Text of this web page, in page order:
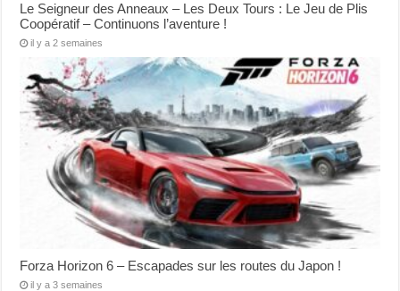
Le Seigneur des Anneaux – Les Deux Tours : Le Jeu de Plis
Coopératif – Continuons l’aventure !
il y a 2 semaines
Forza Horizon 6 – Escapades sur les routes du Japon !
il y a 3 semaines